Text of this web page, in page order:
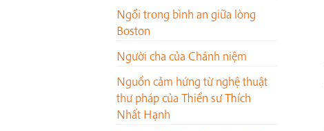
Ngồi trong bình an giữa lòng
Boston
Người cha của Chánh niệm
Nguồn cảm hứng từ nghệ thuật
thư pháp của Thiền sư Thích
Nhất Hạnh